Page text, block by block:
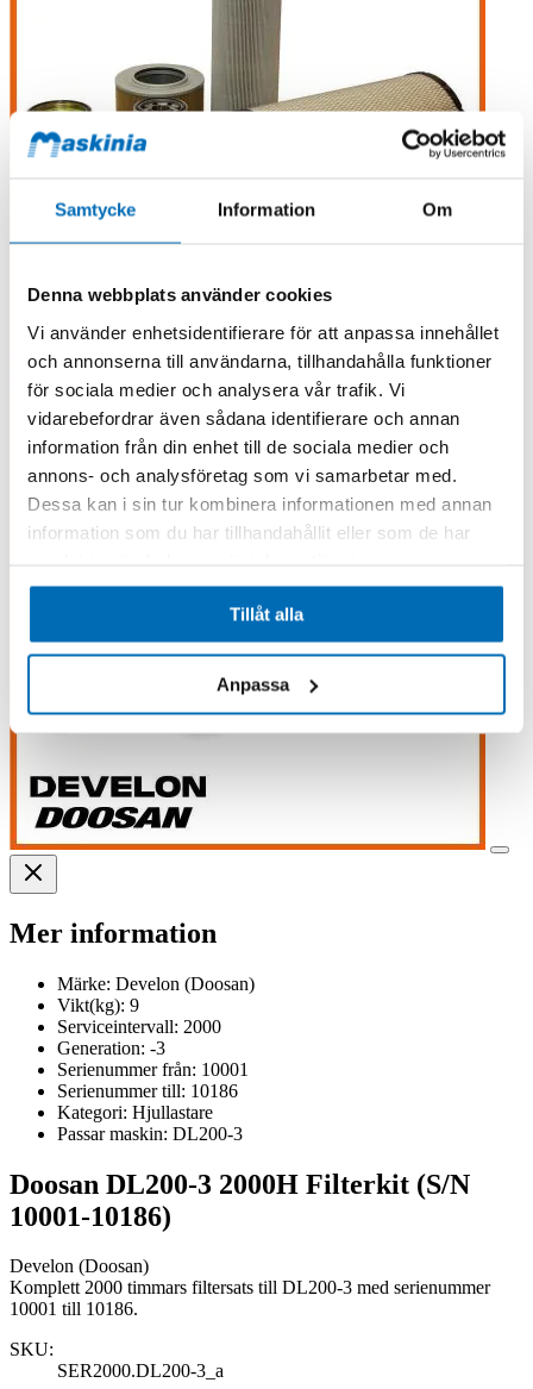
Samtycke Information Om
Denna webbplats använder cookies
Vi använder enhetsidentifierare för att anpassa innehållet
och annonserna till användarna, tillhandahålla funktioner
för sociala medier och analysera vår trafik. Vi
vidarebefordrar även sådana identifierare och annan
information från din enhet till de sociala medier och
annons- och analysföretag som vi samarbetar med.
Dessa kan i sin tur kombinera informationen med annan
information som du har tillhandahållit eller som de har
Tillåt alla
Anpassa
Mer information
Märke: Develon (Doosan)
Vikt(kg): 9
Serviceintervall: 2000
Generation: -3
Serienummer från: 10001
Serienummer till: 10186
Kategori: Hjullastare
Passar maskin: DL200-3
Doosan DL200-3 2000H Filterkit (S/N
10001-10186)
Develon (Doosan)
Komplett 2000 timmars filtersats till DL200-3 med serienummer
10001 till 10186.
SKU:
SER2000.DL200-3_a